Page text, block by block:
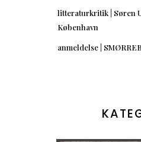
litteraturkritik | Søren
København
anmeldelse |